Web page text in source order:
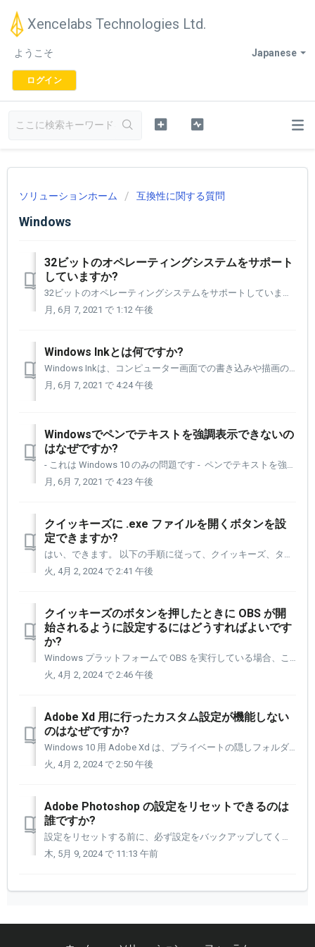
Xencelabs Technologies Ltd.
Japanese
ようこそ
ログイン
ソリューションホーム 互換性に関する質問
Windows
32ビットのオペレーティングシステムをサポート
していますか?
32ビットのオペレーティングシステムをサポートしています。 動作環境： Mac OS 10.12 以降 Windows 7 以降
月, 6月 7, 2021 で 1:12 午後
Windows Inkとは何ですか?
Windows Inkは、コンピューター画面での書き込みや描画のために、Windowsにデジタルペンのサポートを追加します。 Windows Inkの機能にアクセスするため、[スタート] > [設定] > [デバイス] > [ペンと Windows Ink] に移動します。 W...
月, 6月 7, 2021 で 4:24 午後
Windowsでペンでテキストを強調表示できないの
はなぜですか?
- これは Windows 10 のみの問題です - ペンでテキストを強調表示して切り取りと貼り付け、削除または選択したテキストを上書きしようとして、強調表示されない場合は、Windows Ink に問題がある可能性があります。 Xencelabs 設定ツールには Windows Ink をオ...
月, 6月 7, 2021 で 4:23 午後
クイッキーズに .exe ファイルを開くボタンを設
定できますか?
はい、できます。 以下の手順に従って、クイッキーズ、タブレット ボタン、またはペンのボタンに設定します。 このプロセスを開始する前に、ファイル エクスプローラーを使用して .exe ファイルを検索し、ファイルの場所を確認しておくと便利です。 これは、クイッキーズ、タブレット、またはペンのボタ...
火, 4月 2, 2024 で 2:41 午後
クイッキーズのボタンを押したときに OBS が開
始されるように設定するにはどうすればよいです
か?
Windows プラットフォームで OBS を実行している場合、これに対する簡単な解決策があります。 .bat ファイルを作成する必要があります (私は Start_OBS.bat という名前を付け、そのファイルに以下のテキストを配置します)。 cd "C:\Program Files...
火, 4月 2, 2024 で 2:46 午後
Adobe Xd 用に行ったカスタム設定が機能しない
のはなぜですか?
Windows 10 用 Adobe Xd は、プライベートの隠しフォルダーである WindowsApp フォルダーにインストールされます。 そのため、アイコンのリストから Adobe Xd アイコンを選択してアプリケーションウィンドウに追加する場合、そのアイコンにはアプリケーションにアクセスする「権限」があり...
火, 4月 2, 2024 で 2:50 午後
Adobe Photoshop の設定をリセットできるのは
誰ですか?
設定をリセットする前に、必ず設定をバックアップしてください。 キーボード ショートカットまたは終了時に削除を使用して環境設定をリセットすると、環境設定ダイアログの設定、カスタム ショートカット、ワークスペース、カラー設定などの環境設定ファイルのサブセットが完全に削除されます。 削除される特定のファイルの...
木, 5月 9, 2024 で 11:13 午前